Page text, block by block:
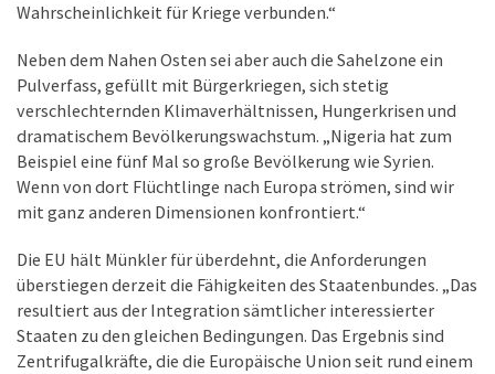
Wahrscheinlichkeit für Kriege verbunden.“
Neben dem Nahen Osten sei aber auch die Sahelzone ein
Pulverfass, gefüllt mit Bürgerkriegen, sich stetig
verschlechternden Klimaverhältnissen, Hungerkrisen und
dramatischem Bevölkerungswachstum. „Nigeria hat zum
Beispiel eine fünf Mal so große Bevölkerung wie Syrien.
Wenn von dort Flüchtlinge nach Europa strömen, sind wir
mit ganz anderen Dimensionen konfrontiert.“
Die EU hält Münkler für überdehnt, die Anforderungen
überstiegen derzeit die Fähigkeiten des Staatenbundes. „Das
resultiert aus der Integration sämtlicher interessierter
Staaten zu den gleichen Bedingungen. Das Ergebnis sind
Zentrifugalkräfte, die die Europäische Union seit rund einem